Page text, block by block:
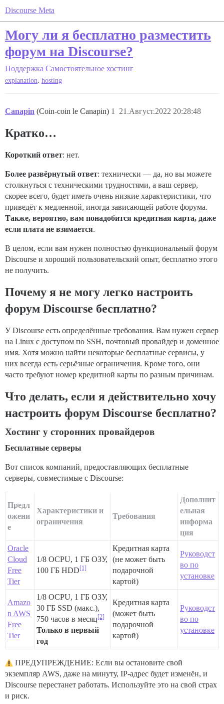
Discourse Meta
Могу ли я бесплатно разместить
форум на Discourse?
Поддержка Самостоятельное хостинг
explanation, hosting
Canapin (Coin-coin le Canapin) 21.Август.2022 20:28:48
1
Кратко…
Короткий ответ: нет.
Более развёрнутый ответ: технически — да, но вы можете
столкнуться с техническими трудностями, а ваш сервер,
скорее всего, будет иметь очень низкие характеристики, что
приведёт к медленной, иногда зависающей работе форума.
Также, вероятно, вам понадобится кредитная карта, даже
если плата не взимается.
В целом, если вам нужен полностью функциональный форум
Discourse и хороший пользовательский опыт, бесплатно этого
не получить.
Почему я не могу легко настроить
форум Discourse бесплатно?
У Discourse есть определённые требования. Вам нужен сервер
на Linux с доступом по SSH, почтовый провайдер и доменное
имя. Хотя можно найти некоторые бесплатные сервисы, у
них всегда есть серьёзные ограничения. Кроме того, они
часто требуют номер кредитной карты по разным причинам.
Что делать, если я действительно хочу
настроить форум Discourse бесплатно?
Хостинг у сторонних провайдеров
Бесплатные серверы
Вот список компаний, предоставляющих бесплатные
серверы, совместимые с Discourse:
Предл
ожени
е
Характеристики и
ограничения
Требования
Дополнит
ельная
информа
ция
Oracle
Cloud
Free
Tier
1/8 OCPU, 1 ГБ ОЗУ,
100 ГБ HDD [1]
Кредитная карта
(не может быть
подарочной
картой)
Руководст
во по
установке
Amazo
n AWS
Free
Tier
1/8 OCPU, 1 ГБ ОЗУ,
30 ГБ SSD (макс.),
750 часов в месяц [2]
Только в первый
год
Кредитная карта
(может быть
подарочной
картой)
Руководст
во по
установке
ПРЕДУПРЕЖДЕНИЕ: Если вы остановите свой
экземпляр AWS, даже на минуту, IP-адрес будет изменён, и
Discourse перестанет работать. Используйте это на свой страх
и риск.